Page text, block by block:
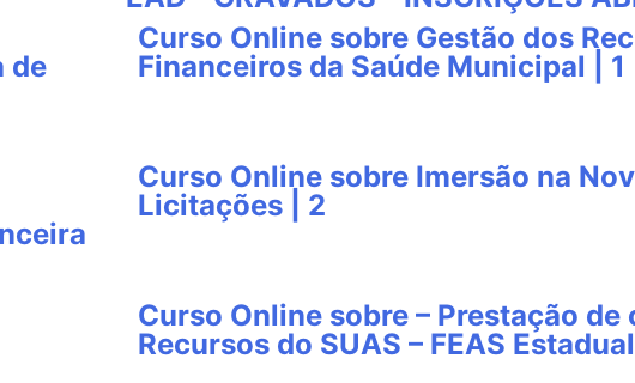
de
Curso Online sobre Gestão dos
Financeiros da Saúde Municipal | 1
Curso Online sobre Imersão na
Licitações | 2
Curso Online sobre – Prestação de
Recursos do SUAS – FEAS